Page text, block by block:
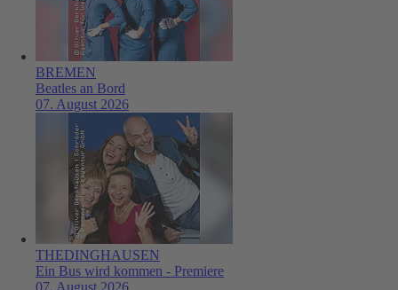
BREMEN
Beatles an Bord
07. August 2026
THEDINGHAUSEN
Ein Bus wird kommen - Premiere
07. August 2026